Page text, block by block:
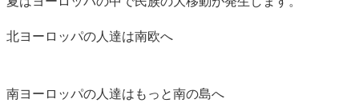
北ヨーロッパの人達は南欧へ
南ヨーロッパの人達はもっと南の島へ